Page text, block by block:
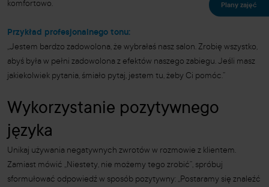
komfortowo.
Przykład profesjonalnego tonu:
„Jestem bardzo zadowolona, że wybrałaś nasz salon. Zrobię wszystko,
abyś była w pełni zadowolona z efektów naszego zabiegu. Jeśli masz
jakiekolwiek pytania, śmiało pytaj, jestem tu, żeby Ci pomóc.”
Wykorzystanie pozytywnego
języka
Unikaj używania negatywnych zwrotów w rozmowie z klientem.
Zamiast mówić „Niestety, nie możemy tego zrobić”, spróbuj
sformułować odpowiedź w sposób pozytywny: „Postaramy się znaleźć
Plany zajęć